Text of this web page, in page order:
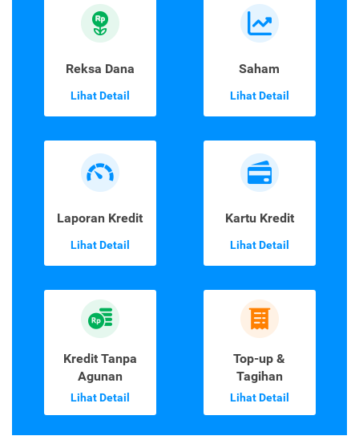
Reksa Dana
Lihat Detail
Saham
Lihat Detail
Laporan Kredit
Lihat Detail
Kartu Kredit
Lihat Detail
Kredit Tanpa
Agunan
Lihat Detail
Top-up &
Tagihan
Lihat Detail